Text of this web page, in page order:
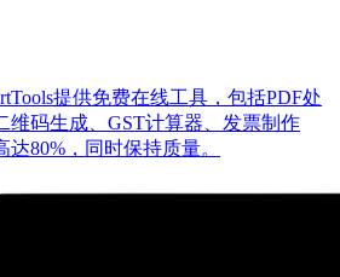
提供免费在线工具，包括PDF处
维码生成、GST计算器、发票制作
80%，同时保持质量。